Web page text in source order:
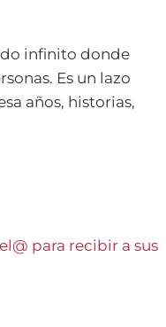
infinito donde
Es un lazo
años, historias,